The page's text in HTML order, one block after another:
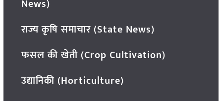
News)
राज्य कृषि समाचार (State News)
फसल की खेती (Crop Cultivation)
उद्यानिकी (Horticulture)